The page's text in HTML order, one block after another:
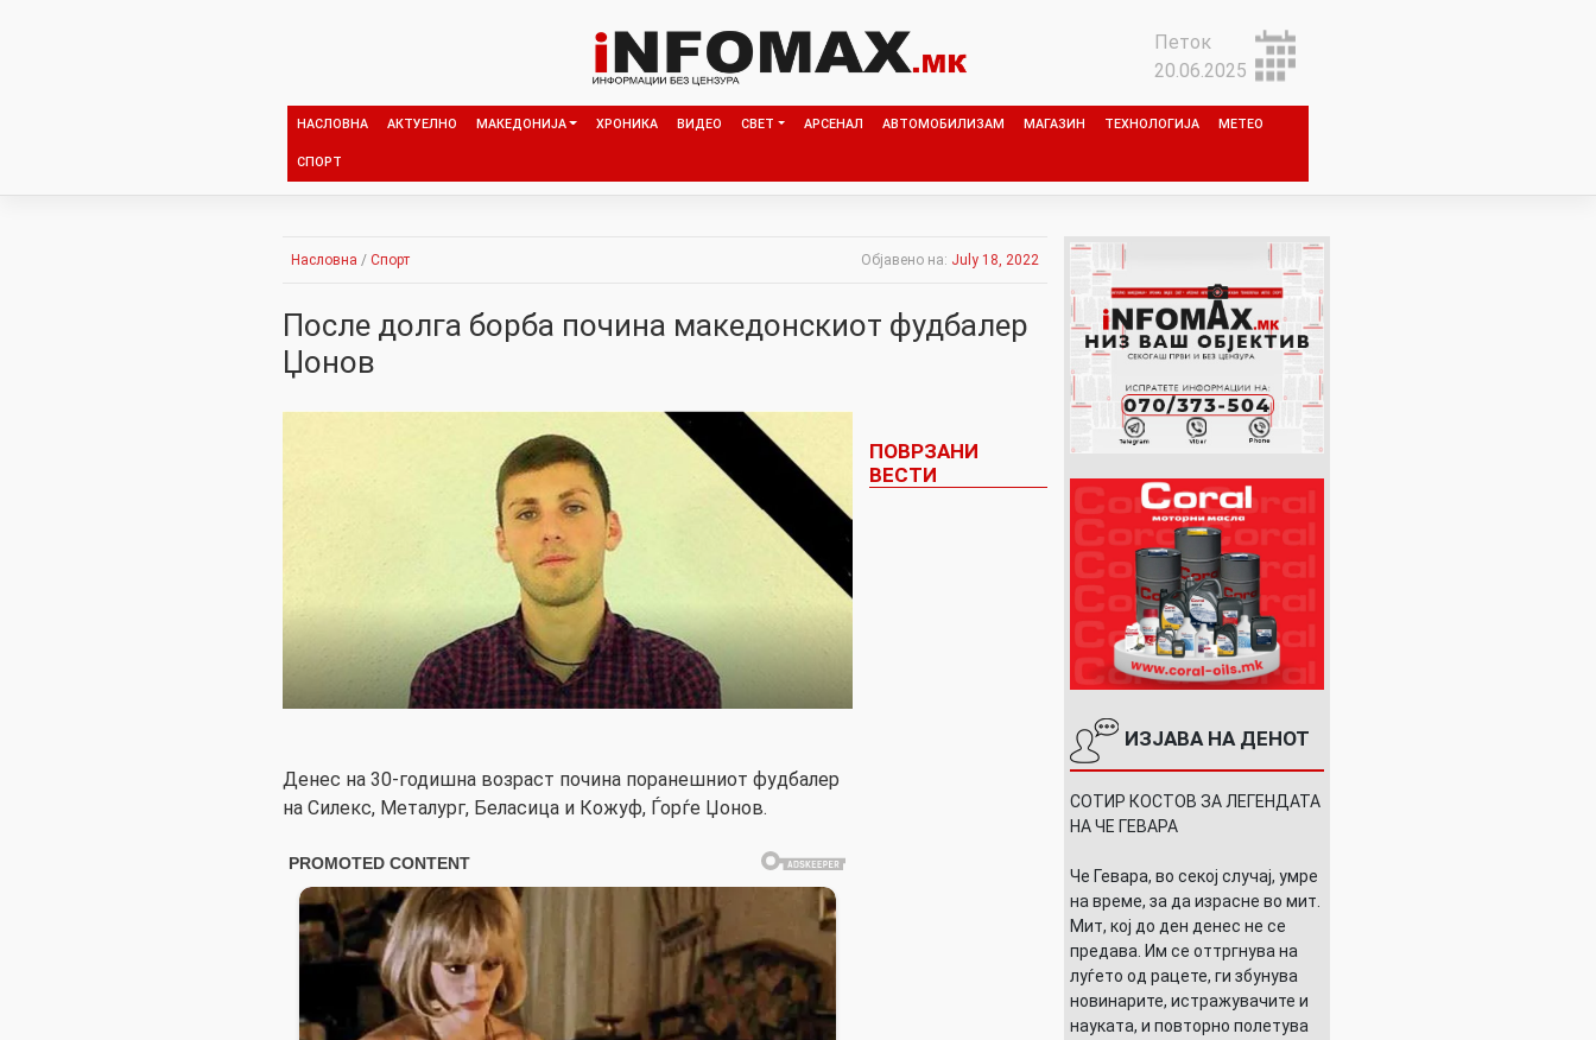
Петок
20.06.2025
НАСЛОВНА АКТУЕЛНО МАКЕДОНИЈА ХРОНИКА ВИДЕО СВЕТ АРСЕНАЛ АВТОМОБИЛИЗАМ МАГАЗИН ТЕХНОЛОГИЈА МЕТЕО
СПОРТ
Насловна / Спорт Објавено на: July 18, 2022
После долга борба почина македонскиот фудбалер
Џонов
Денес на 30-годишна возраст почина поранешниот фудбалер
на Силекс, Металург, Беласица и Кожуф, Ѓорѓе Џонов.
ПОВРЗАНИ
ВЕСТИ
ИЗЈАВА НА ДЕНОТ
СОТИР КОСТОВ ЗА ЛЕГЕНДАТА
НА ЧЕ ГЕВАРА
Че Гевара, во секој случај, умре
на време, за да израсне во мит.
Мит, кој до ден денес не се
предава. Им се оттргнува на
луѓето од рацете, ги збунува
новинарите, истражувачите и
науката, и повторно полетува